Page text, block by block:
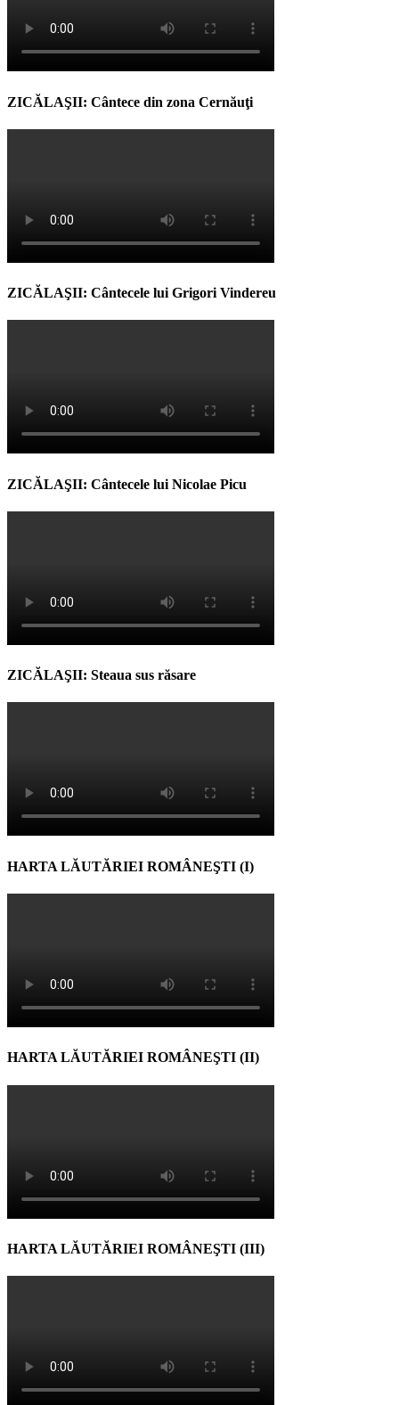
ZICĂLAŞII: Cântece din zona Cernăuţi
ZICĂLAŞII: Cântecele lui Grigori Vindereu
ZICĂLAŞII: Cântecele lui Nicolae Picu
ZICĂLAŞII: Steaua sus răsare
HARTA LĂUTĂRIEI ROMÂNEŞTI (I)
HARTA LĂUTĂRIEI ROMÂNEŞTI (II)
HARTA LĂUTĂRIEI ROMÂNEŞTI (III)